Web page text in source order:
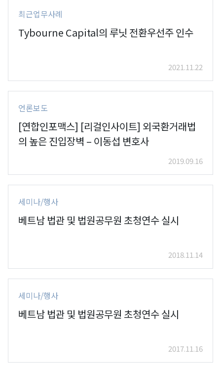
최근업무사례
Tybourne Capital의 루닛 전환우선주 인수
2021.11.22
언론보도
[연합인포맥스] [리걸인사이트] 외국환거래법
의 높은 진입장벽 – 이동섭 변호사
2019.09.16
세미나/행사
베트남 법관 및 법원공무원 초청연수 실시
2018.11.14
세미나/행사
베트남 법관 및 법원공무원 초청연수 실시
2017.11.16